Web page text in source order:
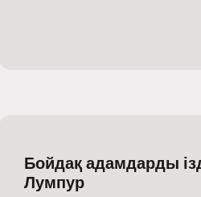
Бойдақ адамдарды
Лумпур